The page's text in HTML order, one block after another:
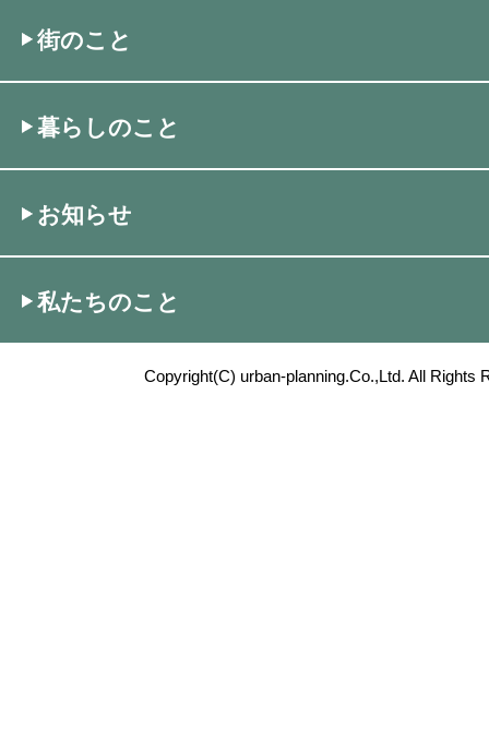
街のこと
暮らしのこと
お知らせ
私たちのこと
Copyright(C) urban-planning.Co.,Ltd. All Rights